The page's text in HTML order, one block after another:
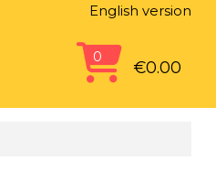
English version
0
€0.00